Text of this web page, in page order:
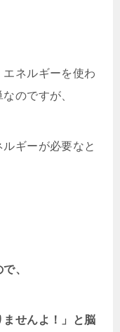
ネルギーを使わ
のですが、
ギーが必要なと
、
ませんよ！」と脳